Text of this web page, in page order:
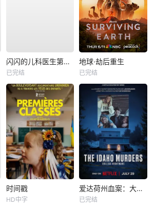
闪闪的儿科医生第四季
已完结
地球·劫后重生
已完结
时间戳
HD中字
爱达荷州血案：大学梦魇
已完结